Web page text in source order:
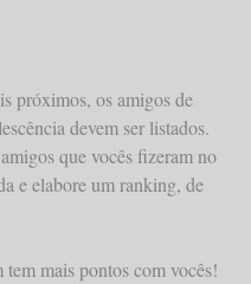
próximos, os amigos de
devem ser listados.
que vocês fizeram no
e elabore um ranking, de
mais pontos com vocês!